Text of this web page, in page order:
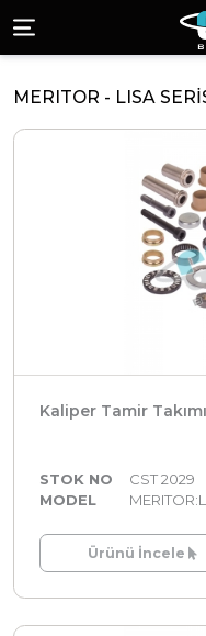
Menü
MERITOR - LISA
Kaliper Tamir
STOK NO
CST 2029
MODEL
Ürünü İncele